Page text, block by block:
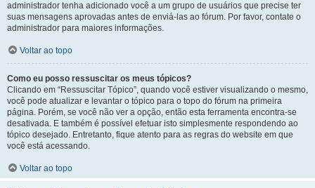
administrador tenha adicionado você a um grupo de usuários que precise ter
suas mensagens aprovadas antes de enviá-las ao fórum. Por favor, contate o
administrador para maiores informações.
Voltar ao topo
Como eu posso ressuscitar os meus tópicos?
Clicando em “Ressuscitar Tópico”, quando você estiver visualizando o mesmo,
você pode atualizar e levantar o tópico para o topo do fórum na primeira
página. Porém, se você não ver a opção, então esta ferramenta encontra-se
desativada. E também é possível efetuar isto simplesmente respondendo ao
tópico desejado. Entretanto, fique atento para as regras do website em que
você está acessando.
Voltar ao topo